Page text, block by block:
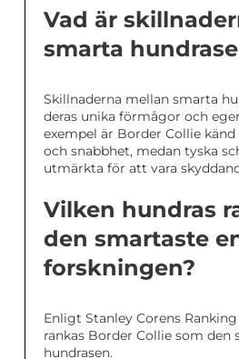
Vad är
smarta
Skillnaderna mellan smarta
deras unika förmågor och
exempel är Border Collie
och snabbhet, medan tyska
utmärkta för att vara
Vilken hundras
den smartaste
forskningen?
Enligt Stanley Corens
rankas Border Collie som den
hundrasen.